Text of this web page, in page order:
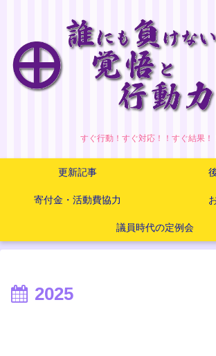
すぐ行動！すぐ対応！！すぐ結果！
更新記事
寄付金・活動費協力
議員時代の定例会
2025